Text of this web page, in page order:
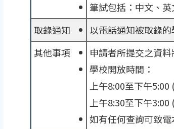
筆試包括：中文、
取錄通知
以電話通知被取錄的
其他事項
申請者所提交之資
學校開放時間：
上午8:00至下午
上午8:30至下午3:00
如有任何查詢可致